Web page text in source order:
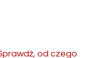
od czego